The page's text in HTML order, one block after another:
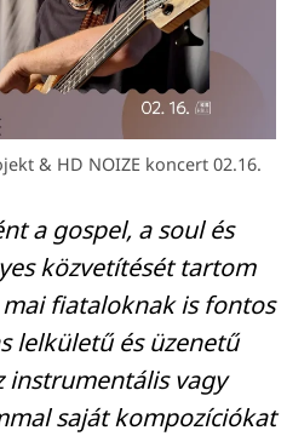
& HD NOIZE koncert 02.16.
a gospel, a soul és
közvetítését tartom
fiataloknak is fontos
lelkületű és üzenetű
instrumentális vagy
saját kompozíciókat